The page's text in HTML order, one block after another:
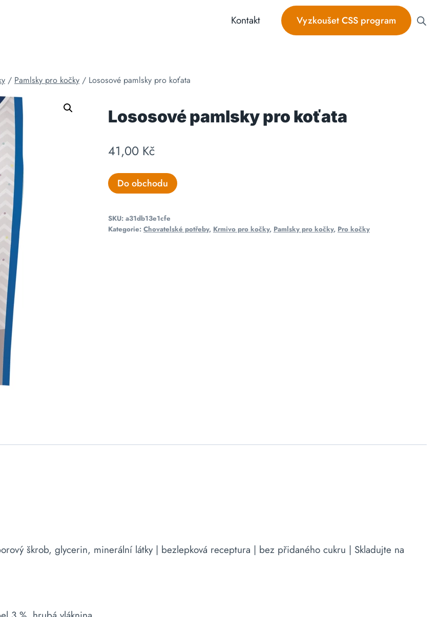
Kontakt Vyzkoušet CSS program
/ Pamlsky pro kočky / Lososové pamlsky pro koťata
Lososové pamlsky pro koťata
41,00 Kč
Do obchodu
SKU: a31db13e1cfe
Kategorie: Chovatelské potřeby, Krmivo pro kočky, Pamlsky pro kočky, Pro kočky
škrob, glycerin, minerální látky | bezlepková receptura | bez přidaného cukru | Skladujte na